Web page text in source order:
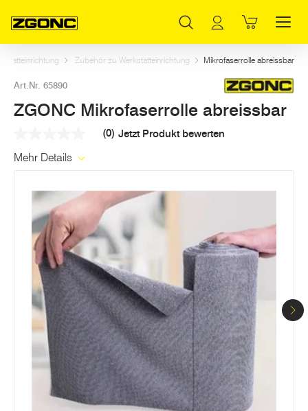
Zubehör zu Werkstatteinrichtung Mikrofaserrolle abreissbar
Art.Nr. 65890
ZGONC Mikrofaserrolle abreissbar
Link
Seite.
(0) Jetzt Produkt bewerten
Mehr Details